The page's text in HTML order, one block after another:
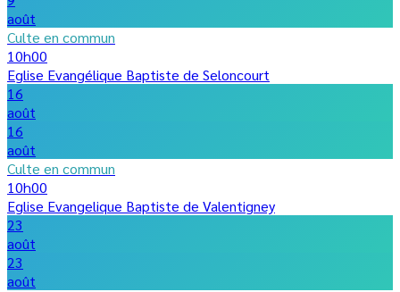
août
Culte en commun
10h00
Eglise Evangélique Baptiste de Seloncourt
16
août
16
août
Culte en commun
10h00
Eglise Evangelique Baptiste de Valentigney
23
août
23
août